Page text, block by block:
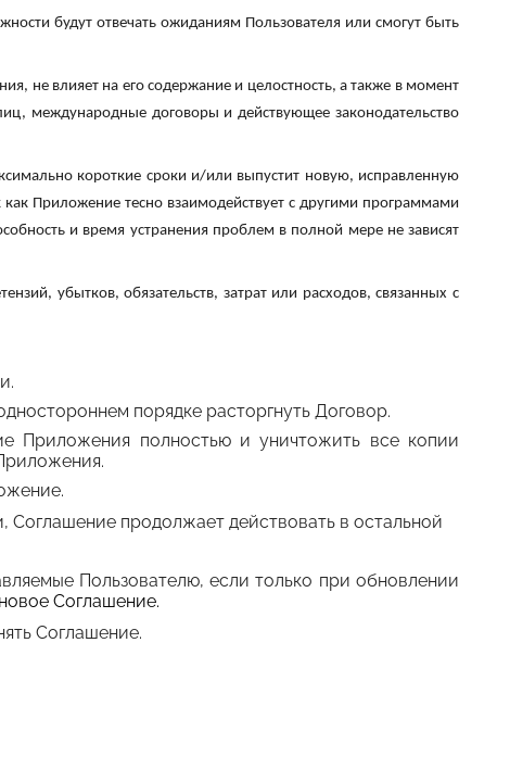
будут отвечать ожиданиям Пользователя или смогут быть
не влияет на его содержание и целостность, а также в момент
международные договоры и действующее законодательство
короткие сроки и/или выпустит новую, исправленную
Приложение тесно взаимодействует с другими программами
и время устранения проблем в полной мере не зависят
убытков, обязательств, затрат или расходов, связанных с
порядке расторгнуть Договор.
полностью и уничтожить все копии
продолжает действовать в остальной
Пользователю, если только при обновлении
Соглашение.
Соглашение.